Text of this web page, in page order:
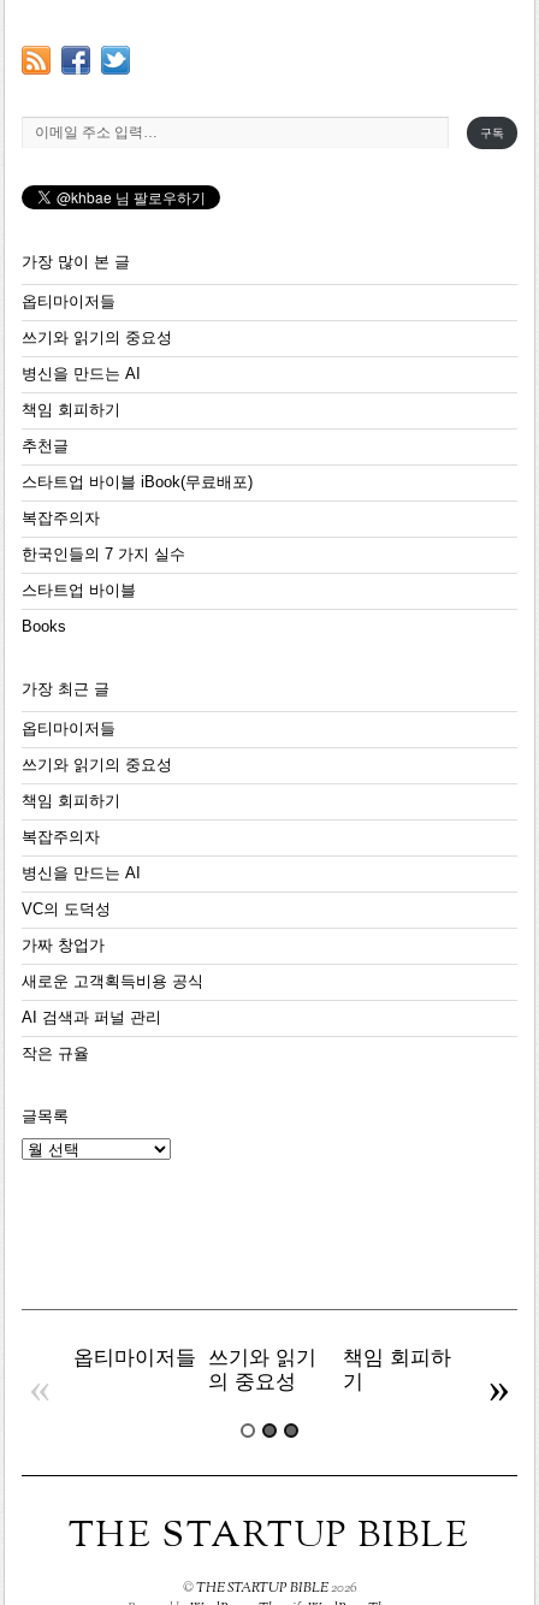
이메일 주소 입력…
구독
가장 많이 본 글
옵티마이저들
쓰기와 읽기의 중요성
병신을 만드는 AI
책임 회피하기
추천글
스타트업 바이블 iBook(무료배포)
복잡주의자
한국인들의 7 가지 실수
스타트업 바이블
Books
가장 최근 글
옵티마이저들
쓰기와 읽기의 중요성
책임 회피하기
복잡주의자
병신을 만드는 AI
VC의 도덕성
가짜 창업가
새로운 고객획득비용 공식
AI 검색과 퍼널 관리
작은 규율
글목록
글
옵티마이저들
쓰기와 읽기
의 중요성
책임 회피하
기
« »
THE STARTUP BIBLE
©THE STARTUP BIBLE2026